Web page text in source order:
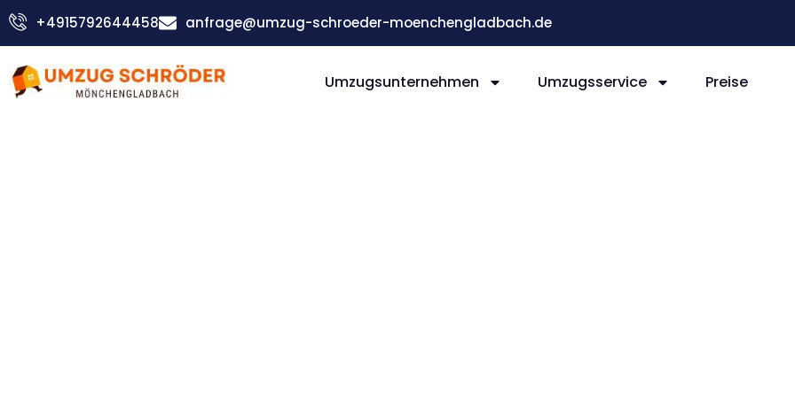
Zum
Inhalt
+4915792644458 anfrage@umzug-schroeder-moenchengladbach.de
Umzugsunternehmen Umzugsservice Preise